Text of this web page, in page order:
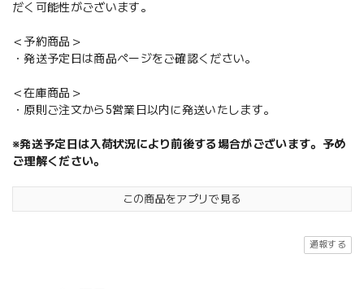
だく可能性がございます。
＜予約商品＞
・発送予定日は商品ページをご確認ください。
＜在庫商品＞
・原則ご注文から5営業日以内に発送いたします。
※発送予定日は入荷状況により前後する場合がございます。予め
ご理解ください。
この商品をアプリで見る
通報する